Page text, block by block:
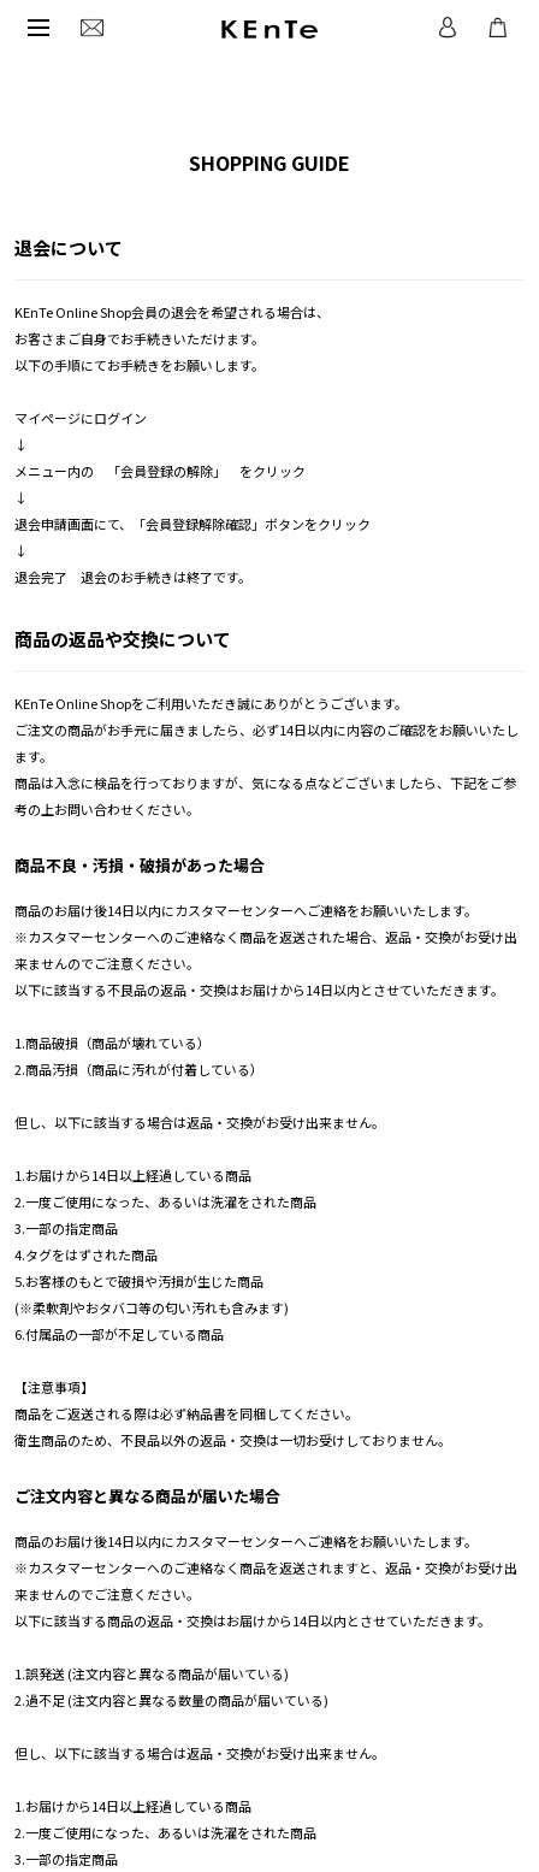
SHOPPING GUIDE
退会について
KEnTe Online Shop会員の退会を希望される場合は、
お客さまご自身でお手続きいただけます。
以下の手順にてお手続きをお願いします。
マイページにログイン
↓
メニュー内の 「会員登録の解除」 をクリック
↓
退会申請画面にて、「会員登録解除確認」ボタンをクリック
↓
退会完了 退会のお手続きは終了です。
商品の返品や交換について
KEnTe Online Shopをご利用いただき誠にありがとうございます。
ご注文の商品がお手元に届きましたら、必ず14日以内に内容のご確認をお願いいたし
ます。
商品は入念に検品を行っておりますが、気になる点などございましたら、下記をご参
考の上お問い合わせください。
商品不良・汚損・破損があった場合
商品のお届け後14日以内にカスタマーセンターへご連絡をお願いいたします。
※カスタマーセンターへのご連絡なく商品を返送された場合、返品・交換がお受け出
来ませんのでご注意ください。
以下に該当する不良品の返品・交換はお届けから14日以内とさせていただきます。
1.商品破損（商品が壊れている）
2.商品汚損（商品に汚れが付着している）
但し、以下に該当する場合は返品・交換がお受け出来ません。
1.お届けから14日以上経過している商品
2.一度ご使用になった、あるいは洗濯をされた商品
3.一部の指定商品
4.タグをはずされた商品
5.お客様のもとで破損や汚損が生じた商品
(※柔軟剤やおタバコ等の匂い汚れも含みます)
6.付属品の一部が不足している商品
【注意事項】
商品をご返送される際は必ず納品書を同梱してください。
衛生商品のため、不良品以外の返品・交換は一切お受けしておりません。
ご注文内容と異なる商品が届いた場合
商品のお届け後14日以内にカスタマーセンターへご連絡をお願いいたします。
※カスタマーセンターへのご連絡なく商品を返送されますと、返品・交換がお受け出
来ませんのでご注意ください。
以下に該当する商品の返品・交換はお届けから14日以内とさせていただきます。
1.誤発送 (注文内容と異なる商品が届いている)
2.過不足 (注文内容と異なる数量の商品が届いている)
但し、以下に該当する場合は返品・交換がお受け出来ません。
1.お届けから14日以上経過している商品
2.一度ご使用になった、あるいは洗濯をされた商品
3.一部の指定商品